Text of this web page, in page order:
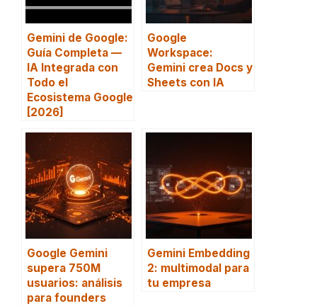
Gemini de Google:
Guía Completa —
IA Integrada con
Todo el
Ecosistema Google
[2026]
Google
Workspace:
Gemini crea Docs y
Sheets con IA
Google Gemini
supera 750M
usuarios: análisis
para founders
Gemini Embedding
2: multimodal para
tu empresa